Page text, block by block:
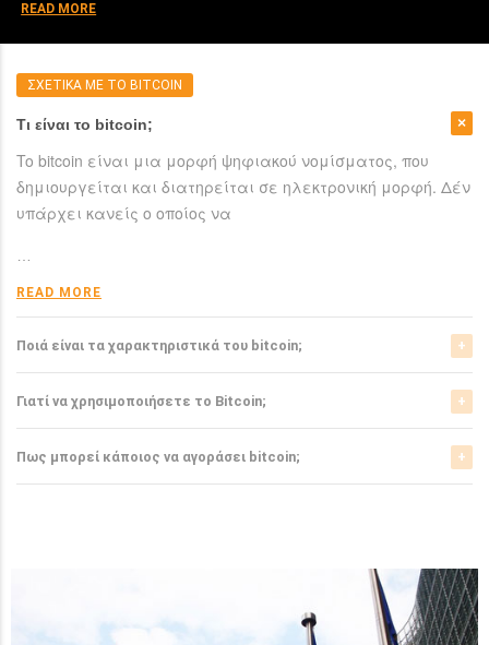
READ MORE
ΣΧΕΤΙΚΑ ΜΕ ΤΟ BITCOIN
Τι είναι το bitcoin;
To bitcoin είναι μια μορφή ψηφιακού νομίσματος, που
δημιουργείται και διατηρείται σε ηλεκτρονική μορφή. Δέν
υπάρχει κανείς ο οποίος να
…
READ MORE
Ποιά είναι τα χαρακτηριστικά του bitcoin;
Το bitcoin έχει αρκετά σημαντικά χαρακτηριστικά που το
ξεχωρίζουν από τα ελεγχόμενα-από-κυβερνήσεις
νομίσματα.
READ MORE
Γιατί να χρησιμοποιήσετε το Bitcoin;
Το bitcoin είναι μια σχετικά νέα μορφή νομίσματος, η
οποία τώρα αρχίζει να γίνεται αποδεκτή από μιά μεγάλη
μερίδα του
Πως μπορεί κάποιος να αγοράσει bitcoin;
Μπορείτε να αγοράσετε bitcoin είτε από τα αντίστοιχα
READ MORE